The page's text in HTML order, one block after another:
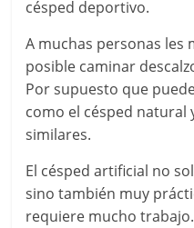
césped deportivo.
A muchas personas les
posible caminar
Por supuesto que
como el césped natural
similares.
El césped artificial no
sino también muy
requiere mucho